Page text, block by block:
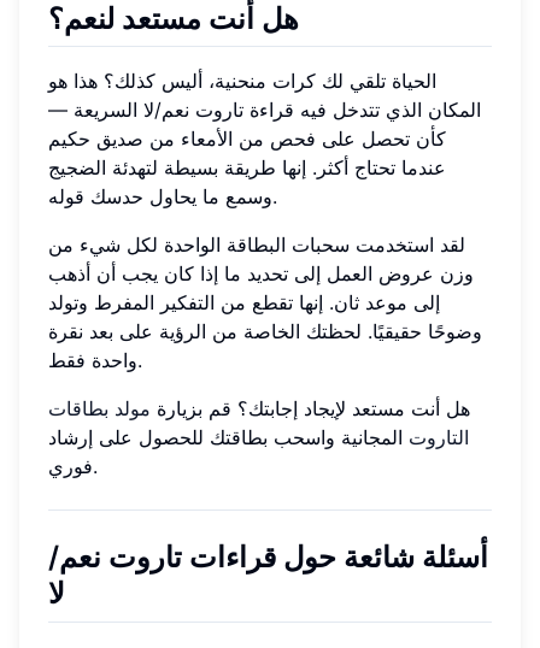
هل أنت مستعد لنعم؟
الحياة تلقي لك كرات منحنية، أليس كذلك؟ هذا هو
المكان الذي تتدخل فيه قراءة تاروت نعم/لا السريعة —
كأن تحصل على فحص من الأمعاء من صديق حكيم
عندما تحتاج أكثر. إنها طريقة بسيطة لتهدئة الضجيج
وسمع ما يحاول حدسك قوله.
لقد استخدمت سحبات البطاقة الواحدة لكل شيء من
وزن عروض العمل إلى تحديد ما إذا كان يجب أن أذهب
إلى موعد ثان. إنها تقطع من التفكير المفرط وتولد
وضوحًا حقيقيًا. لحظتك الخاصة من الرؤية على بعد نقرة
واحدة فقط.
هل أنت مستعد لإيجاد إجابتك؟ قم بزيارة مولد بطاقات
التاروت المجانية واسحب بطاقتك للحصول على إرشاد
فوري.
أسئلة شائعة حول قراءات تاروت نعم/
لا